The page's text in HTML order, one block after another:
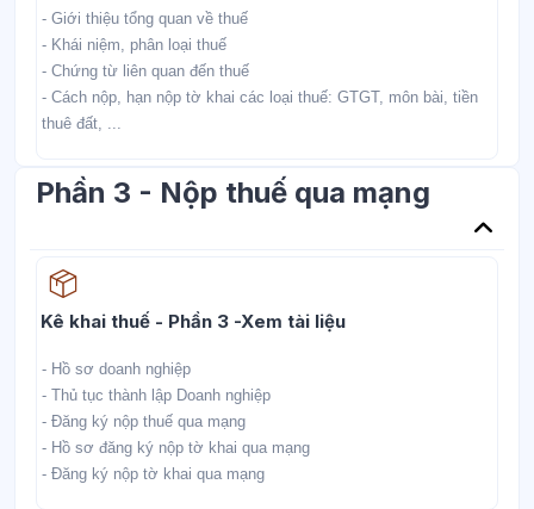
- Giới thiệu tổng quan về thuế
- Khái niệm, phân loại thuế
- Chứng từ liên quan đến thuế
- Cách nộp, hạn nộp tờ khai các loại thuế: GTGT, môn bài, tiền
thuê đất, ...
Phần 3 - Nộp thuế qua mạng
Kê khai thuế - Phần 3 -Xem tài liệuHọc liệu
- Hồ sơ doanh nghiệp
- Thủ tục thành lập Doanh nghiệp
- Đăng ký nộp thuế qua mạng
- Hồ sơ đăng ký nộp tờ khai qua mạng
- Đăng ký nộp tờ khai qua mạng